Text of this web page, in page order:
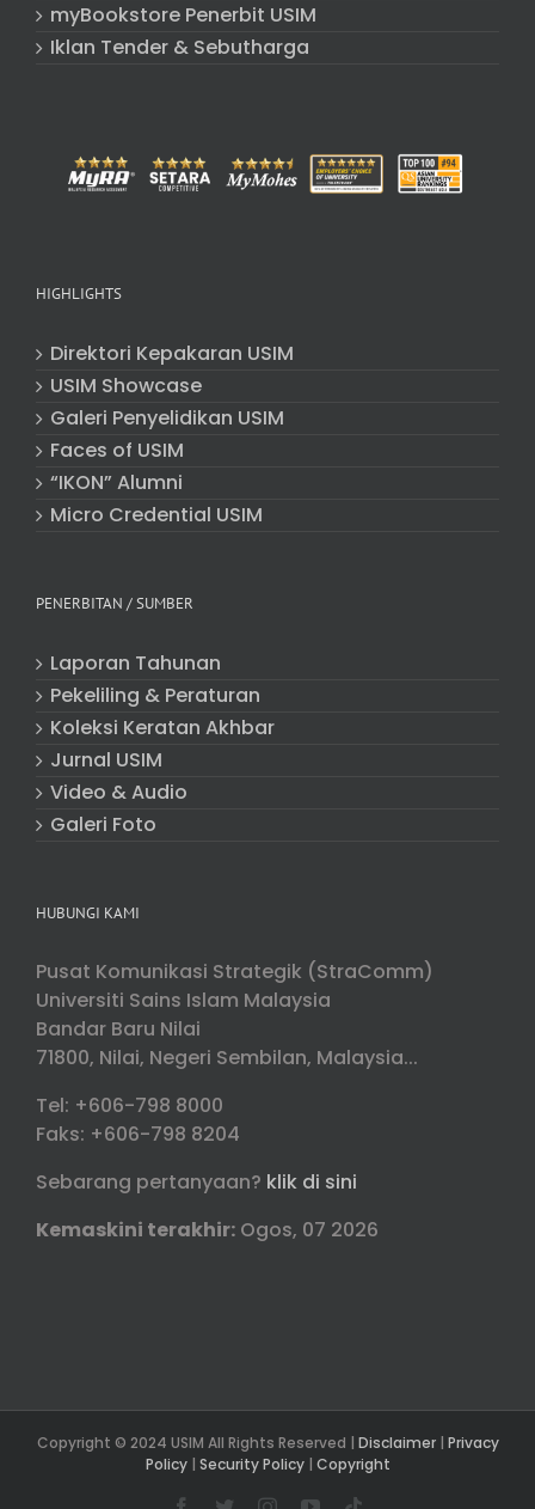
myBookstore Penerbit USIM
Iklan Tender & Sebutharga
HIGHLIGHTS
Direktori Kepakaran USIM
USIM Showcase
Galeri Penyelidikan USIM
Faces of USIM
“IKON” Alumni
Micro Credential USIM
PENERBITAN / SUMBER
Laporan Tahunan
Pekeliling & Peraturan
Koleksi Keratan Akhbar
Jurnal USIM
Video & Audio
Galeri Foto
HUBUNGI KAMI
Pusat Komunikasi Strategik (StraComm)
Universiti Sains Islam Malaysia
Bandar Baru Nilai
71800, Nilai, Negeri Sembilan, Malaysia...
Tel: +606-798 8000
Faks: +606-798 8204
Sebarang pertanyaan? klik di sini
Kemaskini terakhir: Ogos, 07 2026
Copyright © 2024 USIM All Rights Reserved | Disclaimer| Privacy
Policy| Security Policy| Copyright